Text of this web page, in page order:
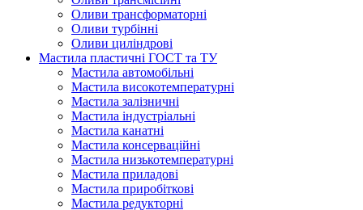
Оливи трансформаторні
Оливи турбінні
Оливи циліндрові
Мастила пластичні ГОСТ та ТУ
Мастила автомобільні
Мастила високотемпературні
Мастила залізничні
Мастила індустріальні
Мастила канатні
Мастила консерваційні
Мастила низькотемпературні
Мастила приладові
Мастила приробіткові
Мастила редукторні